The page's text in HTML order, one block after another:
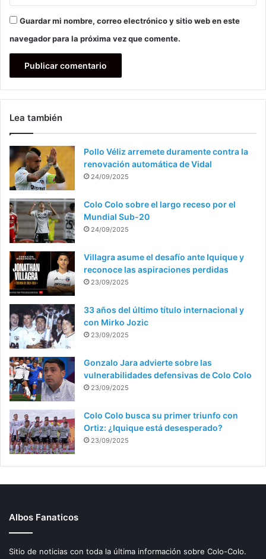
Guardar mi nombre, correo electrónico y sitio web en este
navegador para la próxima vez que comente.
Lea también
Pollo Véliz arremete duramente contra la
renovación automática de Vidal
24/09/2025
Colo Colo sobre el largo receso por el
Mundial Sub-20
24/09/2025
Villagra asume el desafío ante Iquique y
reconoce las aspiraciones perdidas
23/09/2025
33 años del último título internacional y
con Mirko Jozic
23/09/2025
Gonzalo Jara advierte sobre las
vulnerabilidades defensivas de Colo Colo
23/09/2025
Colo Colo busca su primer triunfo con
Ortiz: ¿Iquique está desesperado?
23/09/2025
Albos Fanaticos
Sitio de noticias con toda la última información sobre Colo-Colo.